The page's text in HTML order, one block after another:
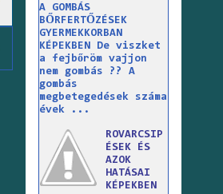
A GOMBÁS
BŐRFERTŐZÉSEK
GYERMEKKORBAN
KÉPEKBEN De viszket
a fejbőröm vajjon
nem gombás ?? A
gombás
megbetegedések száma
évek ...
ROVARCSIP
ÉSEK ÉS
AZOK
HATÁSAI
KÉPEKBEN